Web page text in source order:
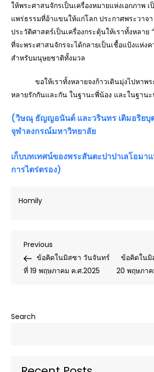
ให้พระศาสนจักรเป็นเครื่องหมายแห่งเอกภาพ
แพร่ธรรมที่อ้าแขนให้แก่โลก ประกาศพระวาจ
ประวัติศาสตร์เป็นเครื่องกระตุ้นให้เราทั้งหลาย
ที่จะพระศาสนจักรจะได้กลายเป็นเชื้อแป้งแห่ง
สำหรับมนุษยชาติทั้งมวล
ขอให้เราทั้งหลายจงก้าวเดินมุ่งไปหาพระ
หลายรักกันและกัน ในฐานะพี่น้อง และในฐานะ
(วิษณุ ธัญญอนันต์ และวรินทร เติมอริยบุ
จุฬาลงกรณ์มหาวิทยาลัย
เก็บบทเทศน์ของพระสันตะปาปาเลโอมา
การไตร่ตรอง)
Homily
Post
navigation
Previous
Post
Previous
ข้อคิดในมิสซา วันจันทร์
ที่ 19 พฤษภาคม ค.ศ.2025
ข้อคิดในมิ
20 พฤษภา
Search